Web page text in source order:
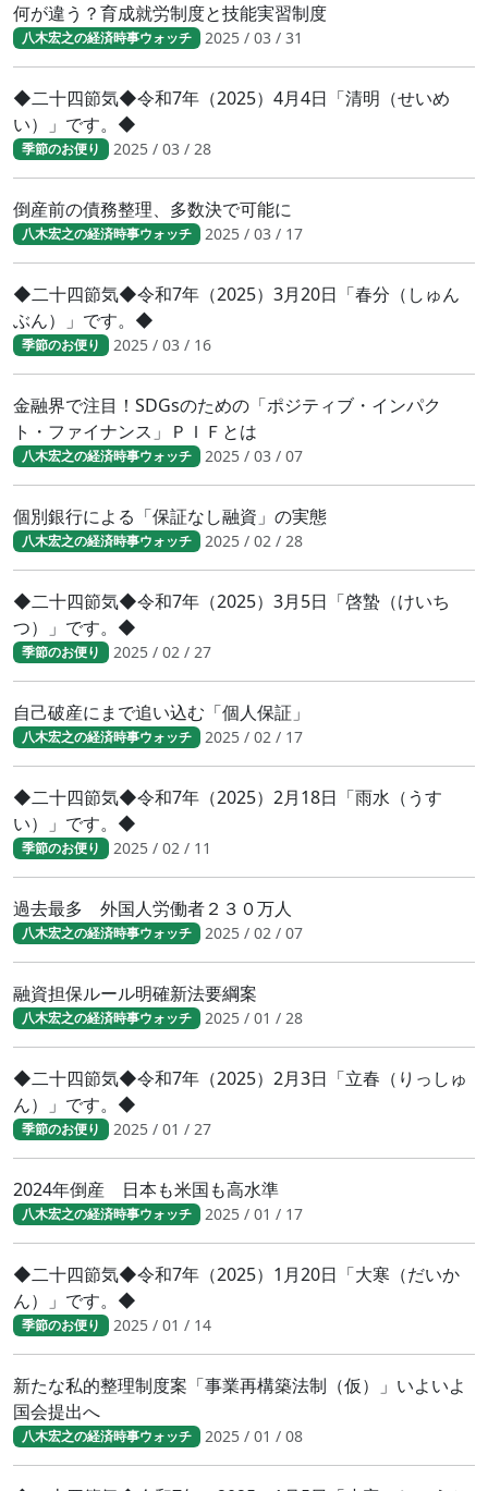
何が違う？育成就労制度と技能実習制度
八木宏之の経済時事ウォッチ 2025 / 03 / 31
◆二十四節気◆令和7年（2025）4月4日「清明（せいめ
い）」です。◆
季節のお便り 2025 / 03 / 28
倒産前の債務整理、多数決で可能に
八木宏之の経済時事ウォッチ 2025 / 03 / 17
◆二十四節気◆令和7年（2025）3月20日「春分（しゅん
ぶん）」です。◆
季節のお便り 2025 / 03 / 16
金融界で注目！SDGsのための「ポジティブ・インパク
ト・ファイナンス」ＰＩＦとは
八木宏之の経済時事ウォッチ 2025 / 03 / 07
個別銀行による「保証なし融資」の実態
八木宏之の経済時事ウォッチ 2025 / 02 / 28
◆二十四節気◆令和7年（2025）3月5日「啓蟄（けいち
つ）」です。◆
季節のお便り 2025 / 02 / 27
自己破産にまで追い込む「個人保証」
八木宏之の経済時事ウォッチ 2025 / 02 / 17
◆二十四節気◆令和7年（2025）2月18日「雨水（うす
い）」です。◆
季節のお便り 2025 / 02 / 11
過去最多 外国人労働者２３０万人
八木宏之の経済時事ウォッチ 2025 / 02 / 07
融資担保ルール明確新法要綱案
八木宏之の経済時事ウォッチ 2025 / 01 / 28
◆二十四節気◆令和7年（2025）2月3日「立春（りっしゅ
ん）」です。◆
季節のお便り 2025 / 01 / 27
2024年倒産 日本も米国も高水準
八木宏之の経済時事ウォッチ 2025 / 01 / 17
◆二十四節気◆令和7年（2025）1月20日「大寒（だいか
ん）」です。◆
季節のお便り 2025 / 01 / 14
新たな私的整理制度案「事業再構築法制（仮）」いよいよ
国会提出へ
八木宏之の経済時事ウォッチ 2025 / 01 / 08